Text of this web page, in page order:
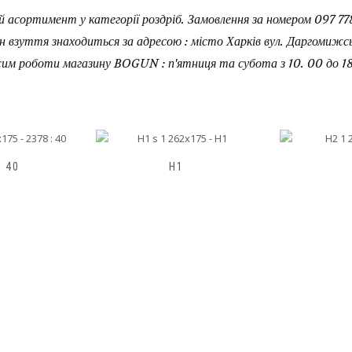
асортимент у категорії роздріб. Замовлення за номером 097
взуття знаходиться за адресою : місто Харків вул.
роботи магазину BOGUN : п'ятниця та субота з 10. 00 до
H2